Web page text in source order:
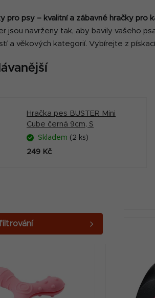
pro psy – kvalitní a zábavné hračky pro
jsou navrženy tak, aby bavily vašeho
a věkových kategorií. Vybírejte z
Hračka pes BUSTER Mini
Cube černá 9cm, S
Skladem (2 ks)
249 Kč